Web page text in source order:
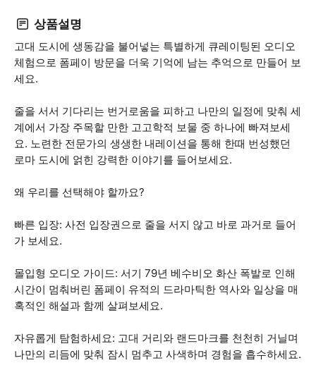
상품설명
고대 도시에 생동감을 불어넣는 특별하게 큐레이팅된 오디오
체험으로 폼페이 방문을 더욱 기억에 남는 추억으로 만들어 보
세요.
줄을 서서 기다리는 번거로움을 피하고 나만의 일정에 맞춰 세
계에서 가장 주목할 만한 고고학적 보물 중 하나에 빠져보세
요. 노련한 전문가의 생생한 내레이션을 통해 한때 번성했던
로마 도시에 얽힌 강력한 이야기를 들어보세요.
왜 우리를 선택해야 할까요?
빠른 입장: 사전 입장권으로 줄을 서지 않고 바로 과거로 들어
가 보세요.
몰입형 오디오 가이드: 서기 79년 베수비오 화산 폭발로 인해
시간이 멈춰버린 폼페이 유적의 드라마틱한 역사와 일상을 매
혹적인 해설과 함께 살펴보세요.
자유롭게 탐험하세요: 고대 거리와 랜드마크를 천천히 거닐며
나만의 리듬에 맞춰 잠시 멈추고 사색하며 경험을 흡수하세요.